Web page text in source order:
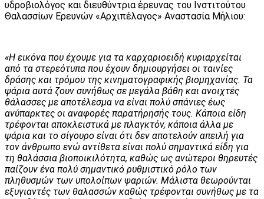
υδροβιολόγος και διευθύντρια έρευνας του Ινστιτούτου
Θαλασσίων Ερευνών «Αρχιπέλαγος» Αναστασία Μήλιου:
«Η εικόνα που έχουμε για τα καρχαριοειδή κυριαρχείται
από τα στερεότυπα που έχουν δημιουργήσει οι ταινίες
δράσης και τρόμου της κινηματογραφικής βιομηχανίας. Τα
ψάρια αυτά ζουν συνήθως σε μεγάλα βάθη και ανοιχτές
θάλασσες με αποτέλεσμα να είναι πολύ σπάνιες έως
ανύπαρκτες οι αναφορές παρατήρησής τους. Κάποια είδη
τρέφονται αποκλειστικά με πλαγκτόν, κάποια άλλα με
ψάρια και το σίγουρο είναι ότι δεν αποτελούν απειλή για
τον άνθρωπο ενώ αντίθετα είναι πολύ σημαντικά είδη για
τη θαλάσσια βιοποικιλότητα, καθώς ως ανώτεροι θηρευτές
παίζουν ένα πολύ σημαντικό ρυθμιστικό ρόλο των
πληθυσμών των υπολοίπων ψαριών. Μάλιστα θεωρούνται
εξυγιαντές των θαλασσών καθώς τρέφονται συνήθως με τα